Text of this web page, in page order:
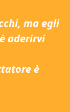
ma egli
aderirvi
è